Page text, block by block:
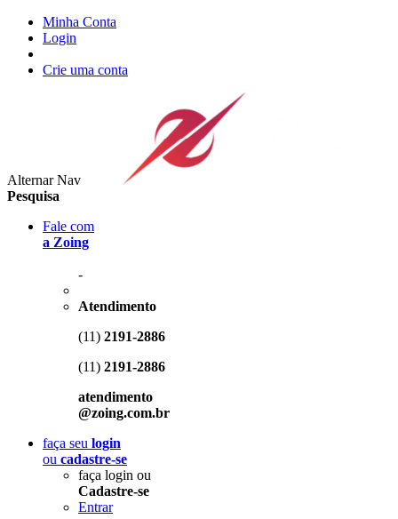
Minha Conta
Login
Crie uma conta
Alternar Nav
Pesquisa
Fale com
a Zoing
-
Atendimento
(11) 2191-2886
(11) 2191-2886
atendimento
@zoing.com.br
faça seu login
ou cadastre-se
faça login ou
Cadastre-se
Entrar